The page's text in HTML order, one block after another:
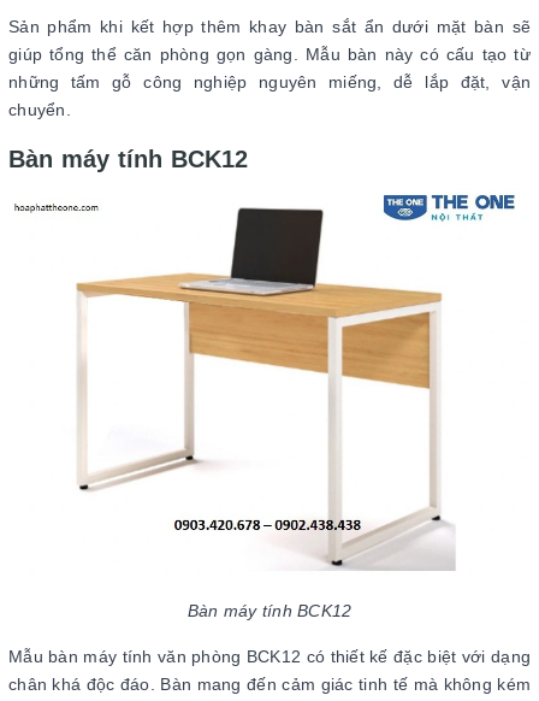
Sản phẩm khi kết hợp thêm khay bàn sắt ẩn dưới mặt bàn sẽ
giúp tổng thể căn phòng gọn gàng. Mẫu bàn này có cấu tạo từ
những tấm gỗ công nghiệp nguyên miếng, dễ lắp đặt, vận
chuyển.
Bàn máy tính BCK12
Bàn máy tính BCK12
Mẫu bàn máy tính văn phòng BCK12 có thiết kế đặc biệt với dạng
chân khá độc đáo. Bàn mang đến cảm giác tinh tế mà không kém